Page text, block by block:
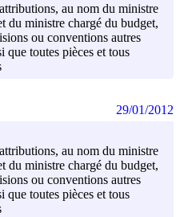
au nom du ministre
du ministre chargé du budget,
ou conventions autres
que toutes pièces et tous
au nom du ministre
du ministre chargé du budget,
ou conventions autres
que toutes pièces et tous
29/01/2012